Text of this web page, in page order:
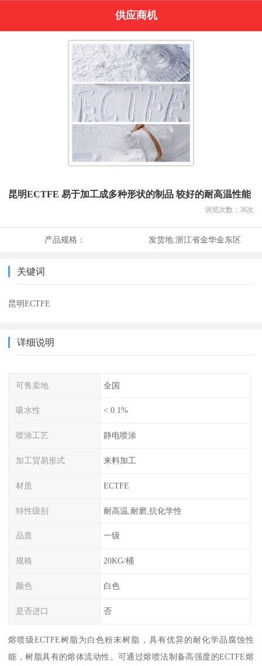
供应商机
昆明ECTFE 易于加工成多种形状的制品 较好的耐高温性能
浏览次数： 36次
产品规格： 发货地:浙江省金华金东区
关键词
昆明ECTFE
详细说明
可售卖地 全国
吸水性 < 0.1%
喷涂工艺 静电喷涂
加工贸易形式 来料加工
材质 ECTFE
特性级别 耐高温,耐磨,抗化学性
品质 一级
规格 20KG/桶
颜色 白色
是否进口 否
熔喷级ECTFE树脂为白色粉末树脂，具有优异的耐化学品腐蚀性
能，树脂具有的熔体流动性。可通过熔喷法制备高强度的ECTFE熔